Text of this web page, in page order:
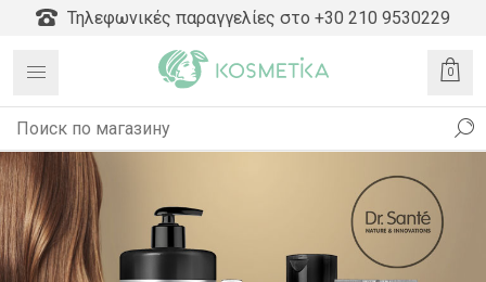
Τηλεφωνικές παραγγελίες στο +30 210 9530229
0